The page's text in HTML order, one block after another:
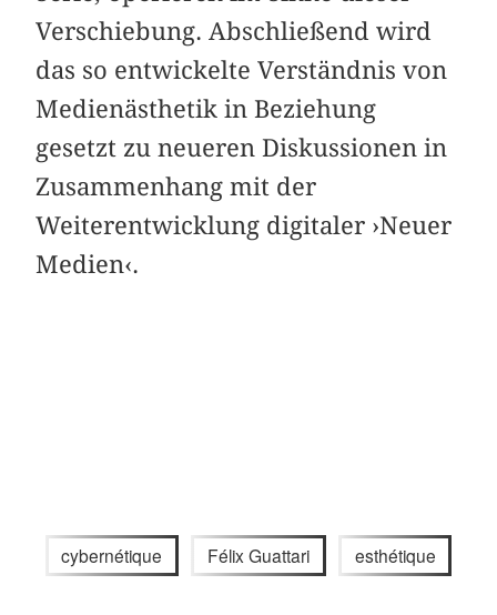
Verschiebung. Abschließend wird
das so entwickelte Verständnis von
Medienästhetik in Beziehung
gesetzt zu neueren Diskussionen in
Zusammenhang mit der
Weiterentwicklung digitaler ›Neuer
Medien‹.
cybernétique Félix Guattari esthétique